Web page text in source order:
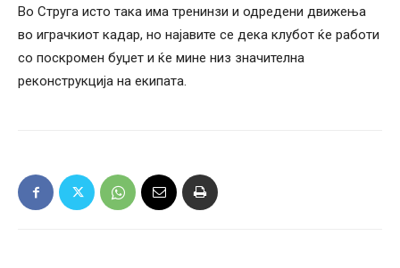
Во Струга исто така има тренинзи и одредени движења
во играчкиот кадар, но најавите се дека клубот ќе работи
со поскромен буџет и ќе мине низ значителна
реконструкција на екипата.